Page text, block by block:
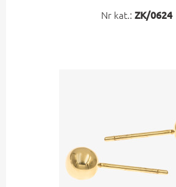
Nr kat.: ZK/0624